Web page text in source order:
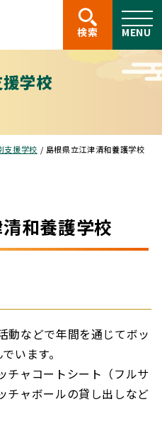
検索 MENU
学校
支援学校 / 島根県立江津清和養護学校
和養護学校
動などで年間を通じてボッ
います。
チャコートシート（フルサ
チャボールの貸し出しなど